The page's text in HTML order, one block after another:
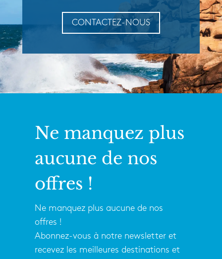
CONTACTEZ-NOUS
Ne manquez plus
aucune de nos
offres !
Ne manquez plus aucune de nos
offres !
Abonnez-vous à notre newsletter et
recevez les meilleures destinations et